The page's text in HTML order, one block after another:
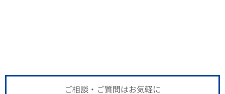
ご相談・ご質問はお気軽に